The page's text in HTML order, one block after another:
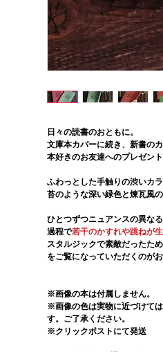
日々の読書のおともに。
文庫本カバーに続き、新書の
本好きのお友達へのプレゼント
ふわっとした手触りの渋いカ
苔のような深い緑色と煉瓦風
ひとつずつニュアンスの異な
過程で若干のかすれや跳ねが
スタルジックで素敵だったた
をご覧になっていただくのがお
※画像の本は付属しません。
※画像の色は実物に近づけて
す。ご了承ください。
※クリックポストにて発送